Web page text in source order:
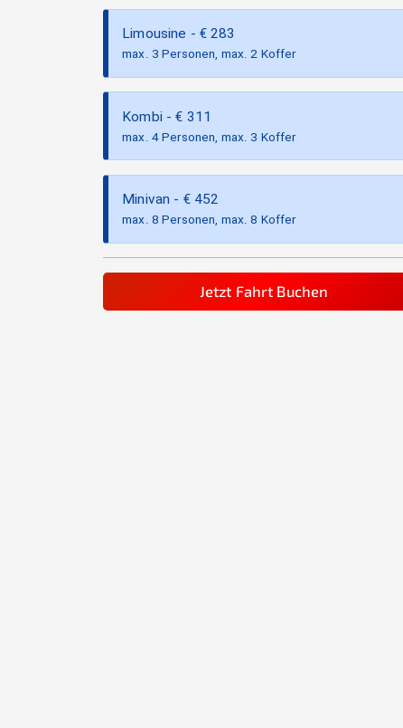
Limousine - €283
max. 3 Personen, max. 2 Koffer
Kombi - € 311
max. 4 Personen, max. 3 Koffer
Minivan - € 452
max. 8 Personen, max. 8 Koffer
Jetzt Fahrt Buchen